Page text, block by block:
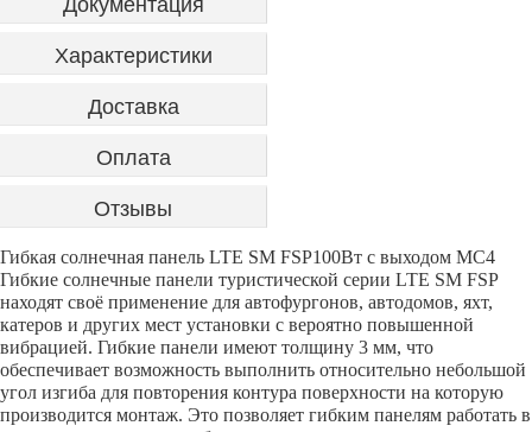
Документация
Характеристики
Доставка
Оплата
Отзывы
Гибкая солнечная панель LTE SM FSP100Вт с выходом MC4
Гибкие солнечные панели туристической серии LTE SM FSP
находят своё применение для автофургонов, автодомов, яхт,
катеров и других мест установки с вероятно повышенной
вибрацией. Гибкие панели имеют толщину 3 мм, что
обеспечивает возможность выполнить относительно небольшой
угол изгиба для повторения контура поверхности на которую
производится монтаж. Это позволяет гибким панелям работать в